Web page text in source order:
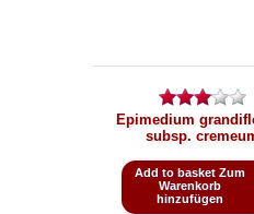
Epimedium
subsp.
Add to basket Zum
Warenkorb
hinzufügen